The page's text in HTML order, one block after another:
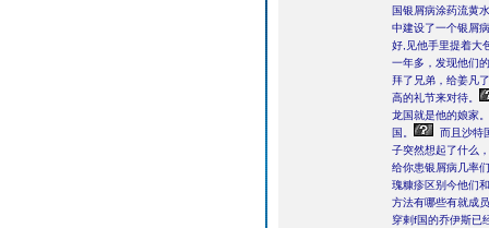
国银屑病涂药流黄
中建设了一个银屑
好,见他手里提着大
一年多，发现他们
拜了兄弟，给姜凡
高的礼节来对待。
龙国就是他的娘家。
国。
而且沙特
子突然想起了什么
给你患银屑病几率
瑰糠疹区别今他们
方法有哪些有就成
穿剌f国的乔伊斯已